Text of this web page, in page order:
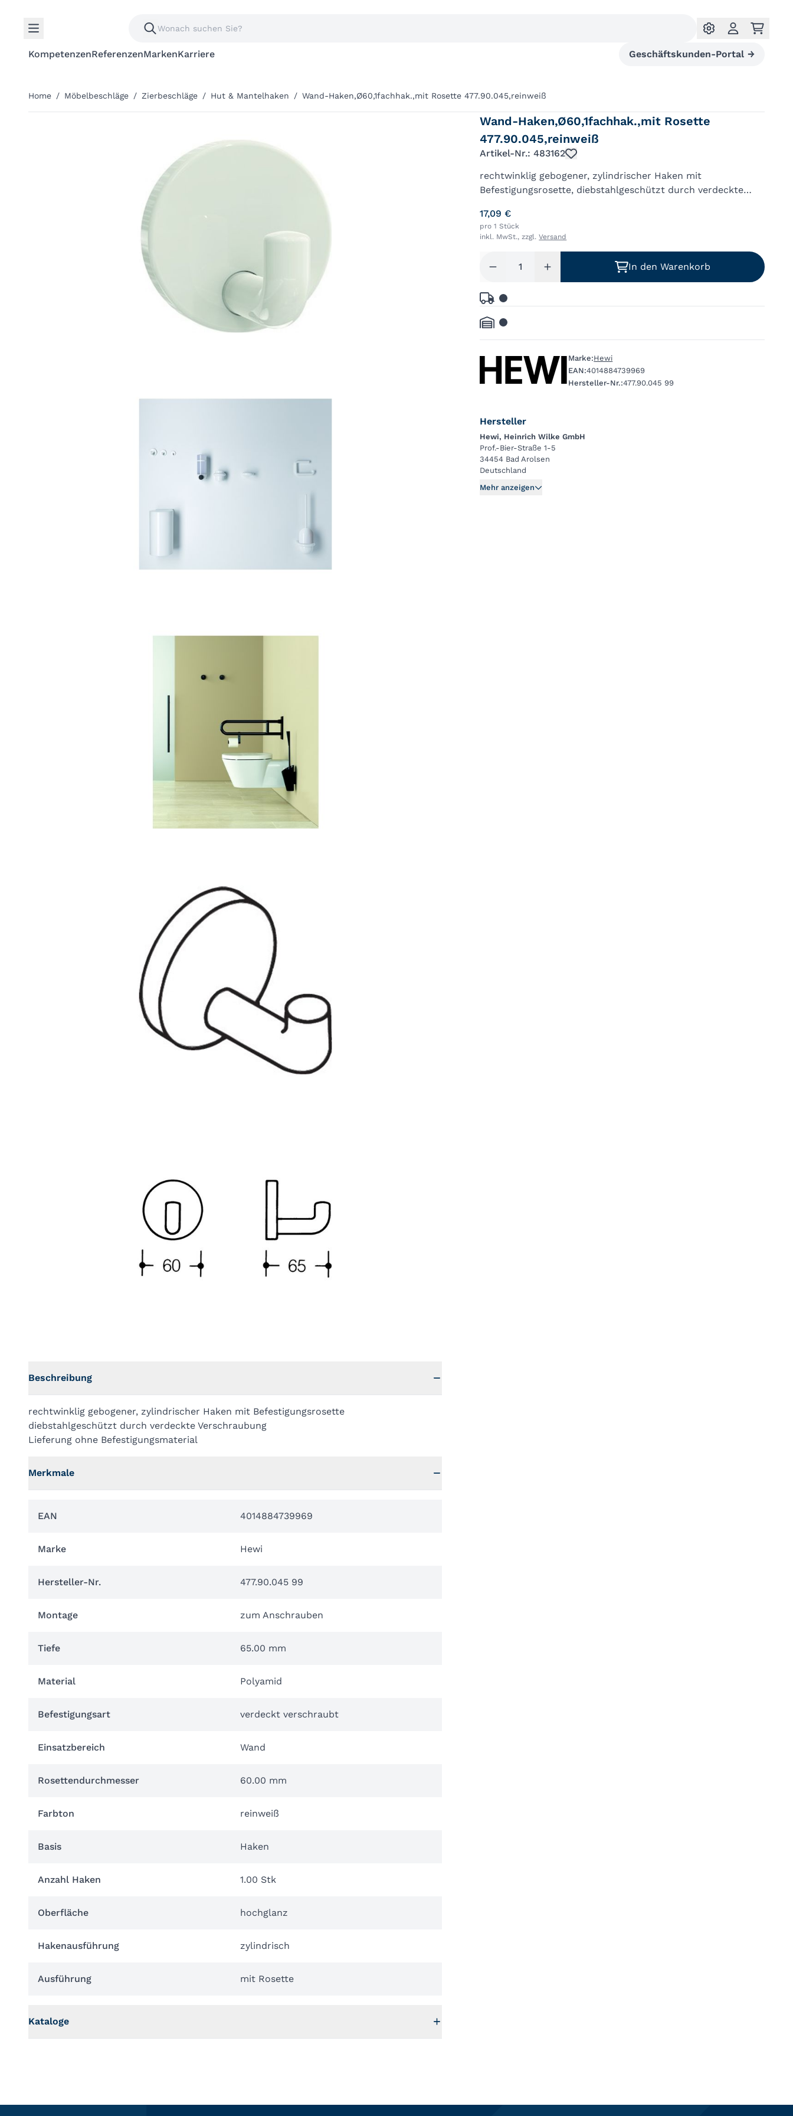
KompetenzenReferenzenMarkenKarriere Geschäftskunden-Portal →
Home / Möbelbeschläge / Zierbeschläge / Hut & Mantelhaken / Wand-Haken,Ø60,1fachhak.,mit Rosette 477.90.045,reinweiß
Wand-Haken,Ø60,1fachhak.,mit Rosette
477.90.045,reinweiß
Artikel-Nr.: 483162
rechtwinklig gebogener, zylindrischer Haken mit
Befestigungsrosette, diebstahlgeschützt durch verdeckte
17,09 €
pro 1 Stück
inkl. MwSt., zzgl.Versand
In den Warenkorb
Marke:Hewi
EAN:4014884739969
Hersteller-Nr.:477.90.045 99
Hersteller
Hewi, Heinrich Wilke GmbH
Prof.-Bier-Straße 1-5
34454 Bad Arolsen
Deutschland
Mehr anzeigen
Beschreibung
rechtwinklig gebogener, zylindrischer Haken mit Befestigungsrosette
diebstahlgeschützt durch verdeckte Verschraubung
Lieferung ohne Befestigungsmaterial
Merkmale
EAN 4014884739969
Marke Hewi
Hersteller-Nr. 477.90.045 99
Montage zum Anschrauben
Tiefe 65.00 mm
Material Polyamid
Befestigungsart verdeckt verschraubt
Einsatzbereich Wand
Rosettendurchmesser 60.00 mm
Farbton reinweiß
Basis Haken
Anzahl Haken 1.00 Stk
Oberfläche hochglanz
Hakenausführung zylindrisch
Ausführung mit Rosette
Kataloge